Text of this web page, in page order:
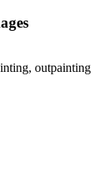
outpainting